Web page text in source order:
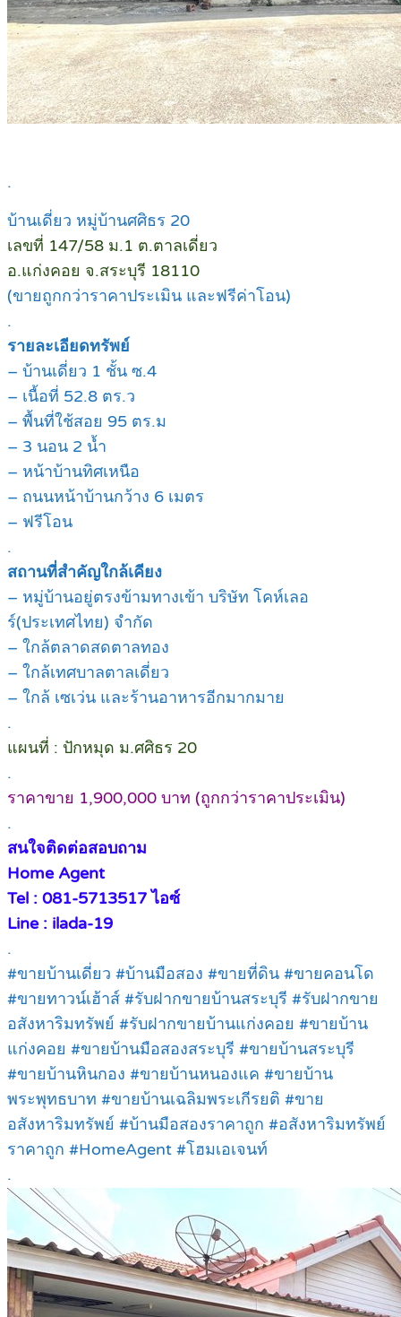
.
บ้านเดี่ยว หมู่บ้านศศิธร 20
เลขที่ 147/58 ม.1 ต.ตาลเดี่ยว
อ.แก่งคอย จ.สระบุรี 18110
(ขายถูกกว่าราคาประเมิน และฟรีค่าโอน)
.
รายละเอียดทรัพย์
– บ้านเดี่ยว 1 ชั้น ซ.4
– เนื้อที่ 52.8 ตร.ว
– พื้นที่ใช้สอย 95 ตร.ม
– 3 นอน 2 น้ำ
– หน้าบ้านทิศเหนือ
– ถนนหน้าบ้านกว้าง 6 เมตร
– ฟรีโอน
.
สถานที่สำคัญใกล้เคียง
– หมู่บ้านอยู่ตรงข้ามทางเข้า บริษัท โคห์เลอ
ร์(ประเทศไทย) จำกัด
– ใกล้ตลาดสดตาลทอง
– ใกล้เทศบาลตาลเดี่ยว
– ใกล้ เซเว่น และร้านอาหารอีกมากมาย
.
แผนที่ : ปักหมุด ม.ศศิธร 20
.
ราคาขาย 1,900,000 บาท (ถูกกว่าราคาประเมิน)
.
สนใจติดต่อสอบถาม
Home Agent
Tel : 081-5713517 ไอซ์
Line : ilada-19
.
#ขายบ้านเดี่ยว #บ้านมือสอง #ขายที่ดิน #ขายคอนโด
#ขายทาวน์เฮ้าส์ #รับฝากขายบ้านสระบุรี #รับฝากขาย
อสังหาริมทรัพย์ #รับฝากขายบ้านแก่งคอย #ขายบ้าน
แก่งคอย #ขายบ้านมือสองสระบุรี #ขายบ้านสระบุรี
#ขายบ้านหินกอง #ขายบ้านหนองแค #ขายบ้าน
พระพุทธบาท #ขายบ้านเฉลิมพระเกีรยติ #ขาย
อสังหาริมทรัพย์ #บ้านมือสองราคาถูก #อสังหาริมทรัพย์
ราคาถูก #HomeAgent #โฮมเอเจนท์
.